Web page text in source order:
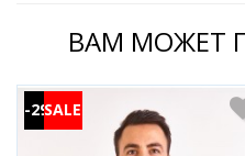
ВАМ МОЖЕТ
-29%